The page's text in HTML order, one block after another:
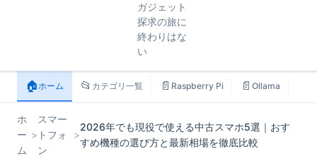
ガジェット
探求の旅に
終わりはな
い
🏠ホーム 📂 カテゴリ一覧 📄 Raspberry Pi 📄 Ollama
ホ
ー
ム
>
スマー
トフォ
ン
>
2026年でも現役で使える中古スマホ5選｜おす
すめ機種の選び方と最新相場を徹底比較